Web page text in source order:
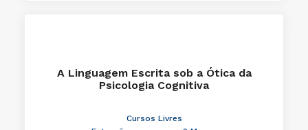
A Linguagem Escrita sob a Ótica da
Psicologia Cognitiva
Cursos Livres